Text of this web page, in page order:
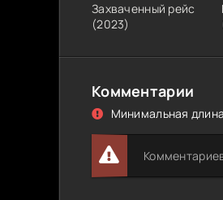
Захваченный рейс
(2023)
Комментарии
Минимальная